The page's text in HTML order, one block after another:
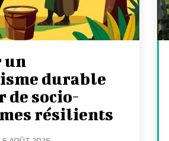
un
durable
de socio-
résilients